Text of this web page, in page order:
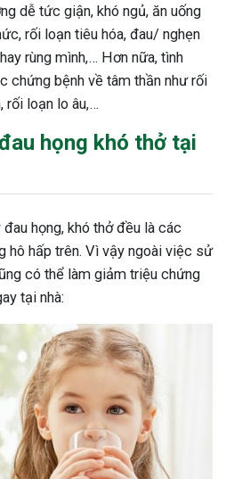
dễ tức giận, khó ngủ, ăn uống
rối loạn tiêu hóa, đau/ nghẹn
rùng mình,… Hơn nữa, tình
chứng bệnh về tâm thần như rối
rối loạn lo âu,…
họng khó thở tại
họng, khó thở đều là các
hô hấp trên. Vì vậy ngoài việc sử
có thể làm giảm triệu chứng
tại nhà: